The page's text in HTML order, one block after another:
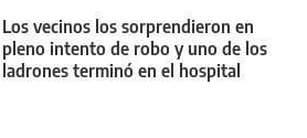
Los vecinos los sorprendieron en
pleno intento de robo y uno de los
ladrones terminó en el hospital